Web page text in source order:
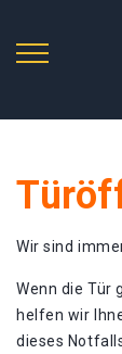
Wir sind
Wenn die Tür
helfen wir
dieses